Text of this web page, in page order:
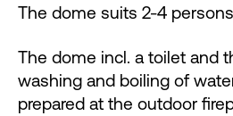
The dome suits 2-4
The dome incl. a toilet and
washing and boiling of
prepared at the outdoor